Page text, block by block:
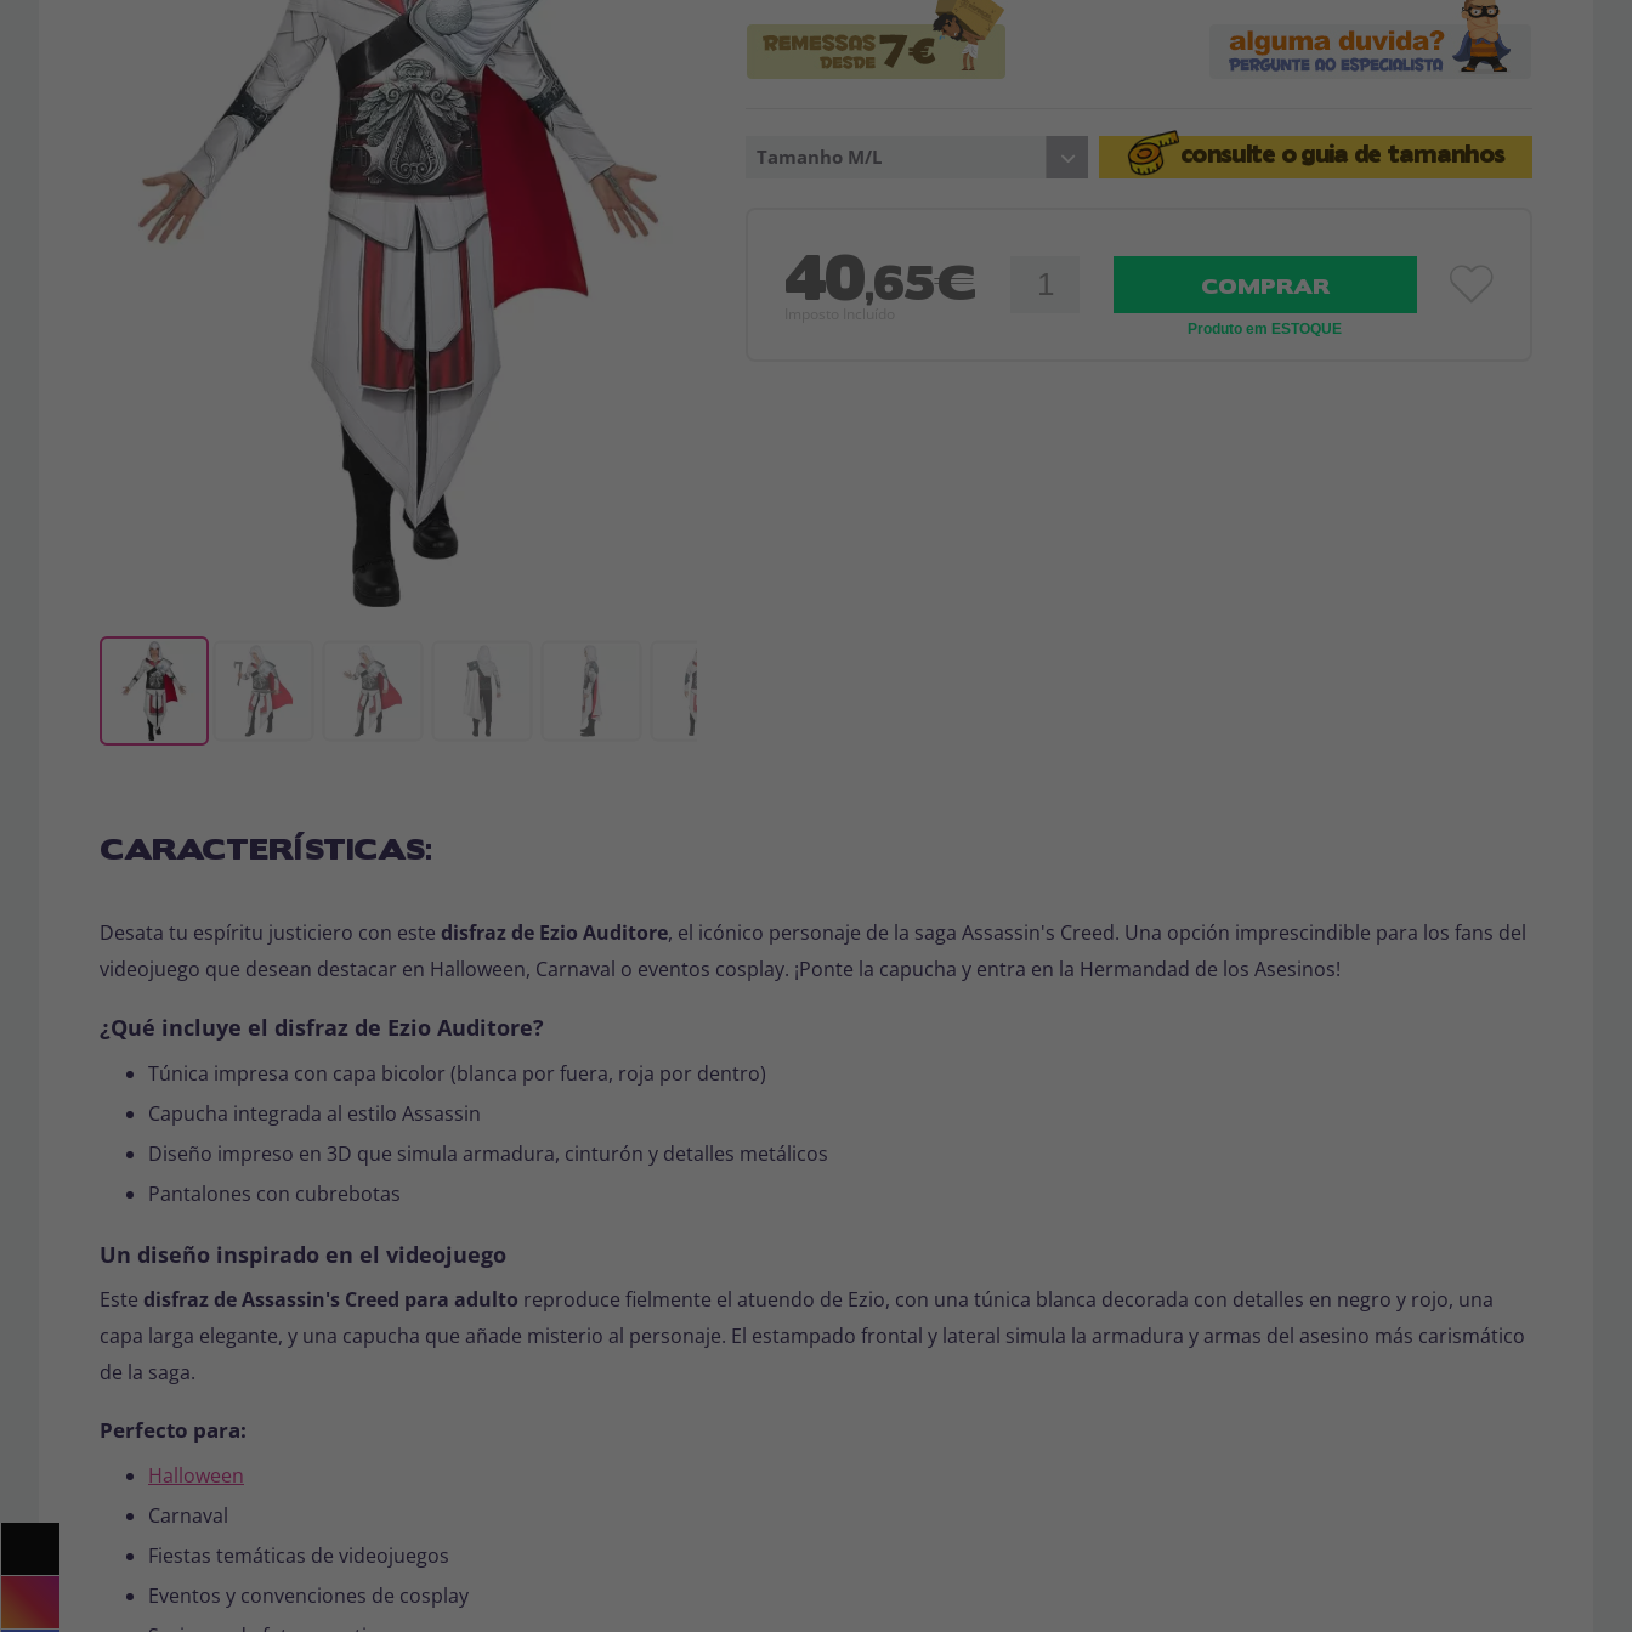
Tamanho M/L consulte oguia de tamanhos
40,65€ COMPRAR
Produto em ESTOQUE
CARACTERÍSTICAS:
Desata tu espíritu justiciero con este disfraz de Ezio Auditore, el icónico personaje de la saga Assassin's Creed. Una opción imprescindible para los fans del
videojuego que desean destacar en Halloween, Carnaval o eventos cosplay. ¡Ponte la capucha y entra en la Hermandad de los Asesinos!
¿Qué incluye el disfraz de Ezio Auditore?
Túnica impresa con capa bicolor (blanca por fuera, roja por dentro)
Capucha integrada al estilo Assassin
Diseño impreso en 3D que simula armadura, cinturón y detalles metálicos
Pantalones con cubrebotas
Un diseño inspirado en el videojuego
Este disfraz de Assassin's Creed para adulto reproduce fielmente el atuendo de Ezio, con una túnica blanca decorada con detalles en negro y rojo, una
capa larga elegante, y una capucha que añade misterio al personaje. El estampado frontal y lateral simula la armadura y armas del asesino más carismático
de la saga.
Perfecto para:
Halloween
Carnaval
Fiestas temáticas de videojuegos
Eventos y convenciones de cosplay